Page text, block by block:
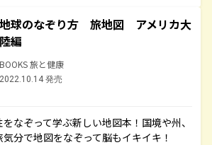
地球のなぞり方 旅地図 アメリカ大
陸編
BOOKS 旅と健康
2022.10.14 発売
なぞって学ぶ新しい地図本！国境や州、
分で地図をなぞって脳もイキイキ！